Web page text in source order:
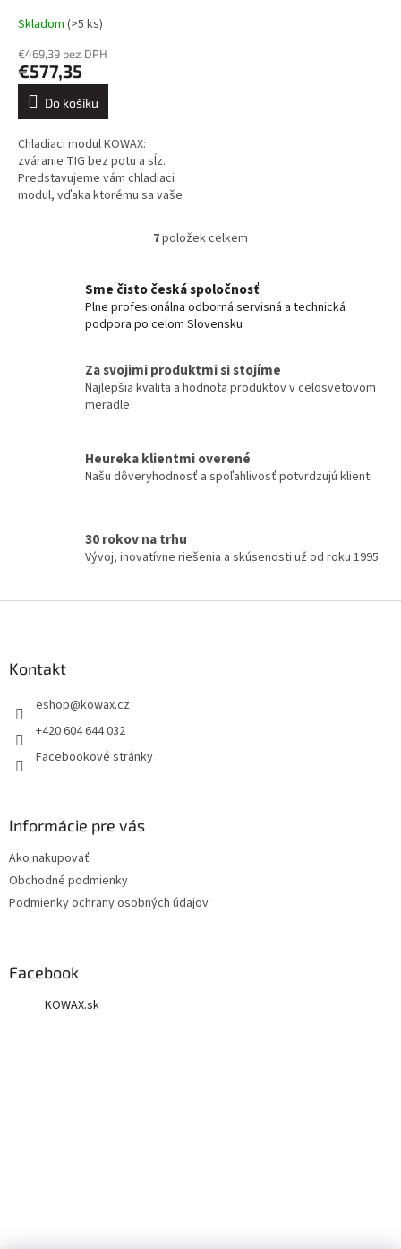
Skladom (>5 ks)
€469,39 bez DPH
€577,35
Do košíku
Chladiaci modul KOWAX:
zváranie TIG bez potu a sĺz.
Predstavujeme vám chladiaci
modul, vďaka ktorému sa vaše
O
á
d
a
í
p
v
ý
u
7položek celkem
Sme čisto česká spoločnosť
Plne profesionálna odborná servisná a technická
podpora po celom Slovensku
Za svojimi produktmi si stojíme
Najlepšia kvalita a hodnota produktov v celosvetovom
meradle
Heureka klientmi overené
Našu dôveryhodnosť a spoľahlivosť potvrdzujú klienti
30 rokov na trhu
Vývoj, inovatívne riešenia a skúsenosti už od roku 1995
Kontakt
eshop@kowax.cz
+420 604 644 032
Facebookové stránky
Informácie pre vás
Ako nakupovať
Obchodné podmienky
Podmienky ochrany osobných údajov
Facebook
KOWAX.sk